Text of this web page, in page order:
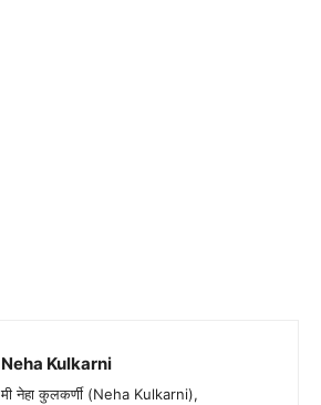
Neha Kulkarni
मी नेहा कुलकर्णी (Neha Kulkarni),